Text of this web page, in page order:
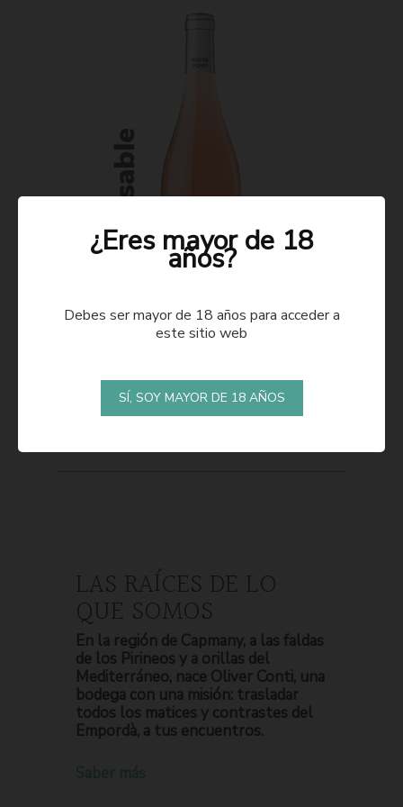
LAS RAÍCES DE LO
QUE SOMOS
En la región de Capmany, a las faldas
de los Pirineos y a orillas del
Mediterráneo, nace Oliver Conti, una
bodega con una misión: trasladar
todos los matices y contrastes del
Empordà, a tus encuentros.
¿Eres mayor de 18
años?
Debes ser mayor de 18 años para acceder a
este sitio web
SÍ, SOY MAYOR DE 18 AÑOS